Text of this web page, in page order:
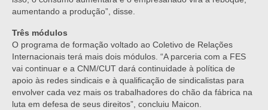
aumentando a produção”, disse.
Três módulos
O programa de formação voltado ao Coletivo de Relações
Internacionais terá mais dois módulos. “A parceria com a FES
vai continuar e a CNM/CUT dará continuidade à política de
apoio às redes sindicais e à qualificação de sindicalistas para
envolver cada vez mais os trabalhadores do chão da fábrica na
luta em defesa de seus direitos”, concluiu Maicon.